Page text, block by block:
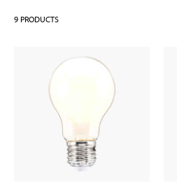
9 PRODUCTS